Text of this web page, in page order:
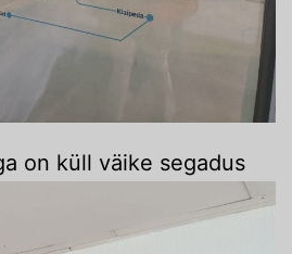
on küll väike segadus